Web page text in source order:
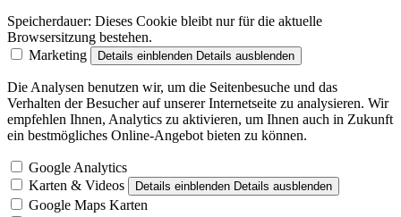
Speicherdauer: Dieses Cookie bleibt nur für die aktuelle
Browsersitzung bestehen.
Marketing
Details einblenden Details ausblenden
Die Analysen benutzen wir, um die Seitenbesuche und das
Verhalten der Besucher auf unserer Internetseite zu analysieren. Wir
empfehlen Ihnen, Analytics zu aktivieren, um Ihnen auch in Zukunft
ein bestmögliches Online-Angebot bieten zu können.
Google Analytics
Karten & Videos
Details einblenden Details ausblenden
Google Maps Karten